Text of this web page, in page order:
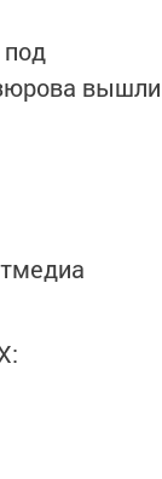
под
вышли